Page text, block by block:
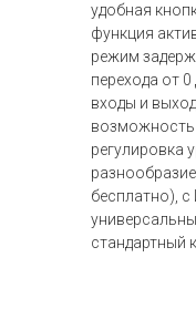
удобная
функция
режим
перехода от 0
входы и
возможность
регулировка
бесплатно), с
стандартный